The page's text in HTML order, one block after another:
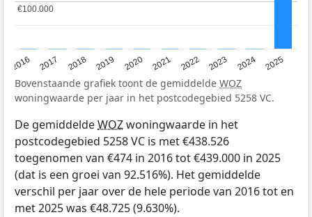
2016 2017 2018 2019 2020 2021 2022 2023 2024 2025
€100.000
€100.000
Bovenstaande grafiek toont de gemiddelde WOZ
woningwaarde per jaar in het postcodegebied 5258 VC.
De gemiddeldeWOZwoningwaarde in het
postcodegebied 5258 VC is met €438.526
toegenomen van €474 in 2016 tot €439.000 in 2025
(dat is een groei van 92.516%). Het gemiddelde
verschil per jaar over de hele periode van 2016 tot en
met 2025 was €48.725 (9.630%).